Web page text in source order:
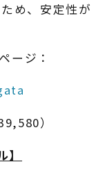
め、安定性が
ージ：
）